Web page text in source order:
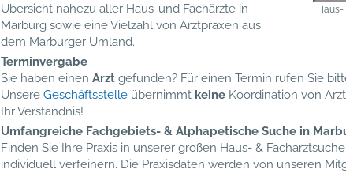
Haus-
Übersicht nahezu aller Haus-und Fachärzte in
Marburg sowie eine Vielzahl von Arztpraxen aus
dem Marburger Umland.
Terminvergabe
Sie haben einenArzt gefunden? Für einen Termin rufen Sie
UnsereGeschäftsstelle übernimmt keine Koordination von
Ihr Verständnis!
Umfangreiche Fachgebiets- & Alphapetische Suche in
Finden Sie Ihre Praxis in unserer großen Haus- &
individuell verfeinern. Die Praxisdaten werden von unseren